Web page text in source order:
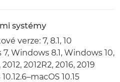
systémy
verze: 7, 8.1, 10
Windows 8.1, Windows 10,
2012R2, 2016, 2019
10.15